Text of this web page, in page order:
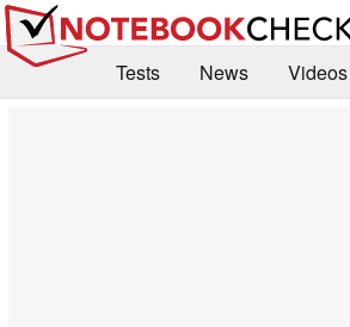
Tests News
Videos